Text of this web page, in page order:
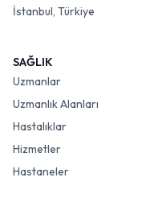
İstanbul, Türkiye
SAĞLIK
Uzmanlar
Uzmanlık Alanları
Hastalıklar
Hizmetler
Hastaneler